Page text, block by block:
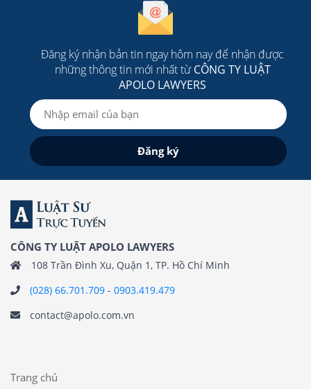
Đăng ký nhận bản tin ngay hôm nay để nhận được
những thông tin mới nhất từCÔNG TY LUẬT
APOLO LAWYERS
CÔNG TY LUẬT APOLO LAWYERS
108 Trần Đình Xu, Quận 1, TP. Hồ Chí Minh
(028) 66.701.709 - 0903.419.479
contact@apolo.com.vn
Trang chủ